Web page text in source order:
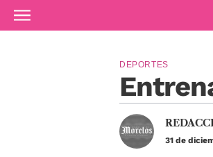
Ir al contenido principal
DEPORTES
31 de